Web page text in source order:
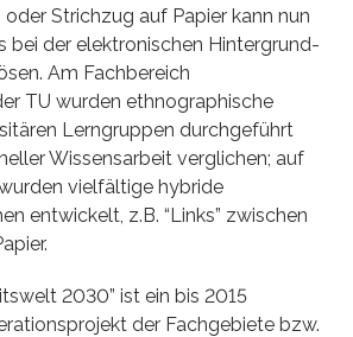
oder Strichzug auf Papier kann nun
bei der elektronischen Hintergrund-
Am Fachbereich
TU wurden ethnographische
Lerngruppen durchgeführt
Wissensarbeit verglichen; auf
vielfältige hybride
entwickelt, z.B. “Links” zwischen
2030” ist ein bis 2015
der Fachgebiete bzw.